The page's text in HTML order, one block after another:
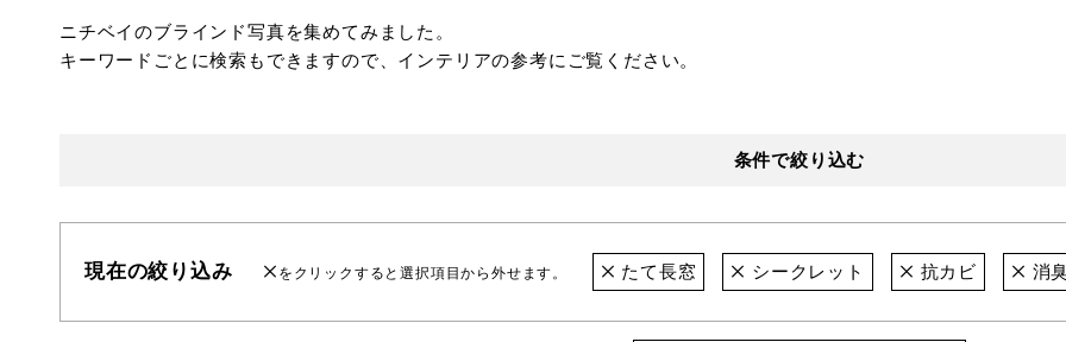
ニチベイのブラインド写真を集めてみました。
キーワードごとに検索もできますので、インテリアの参考にご覧ください。
条件で絞り込む
現在の絞り込み をクリックすると選択項目から外せます。 たて長窓 シークレット 抗カビ 消